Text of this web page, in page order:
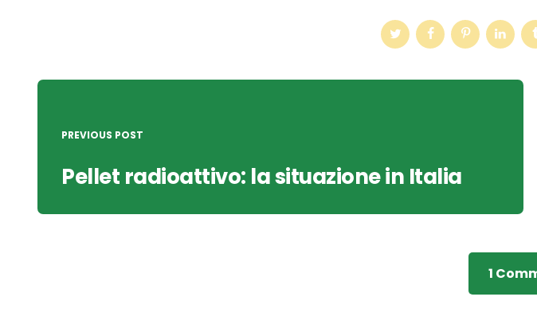
Post
PREVIOUS POST
Pellet radioattivo: la situazione in Italia
1